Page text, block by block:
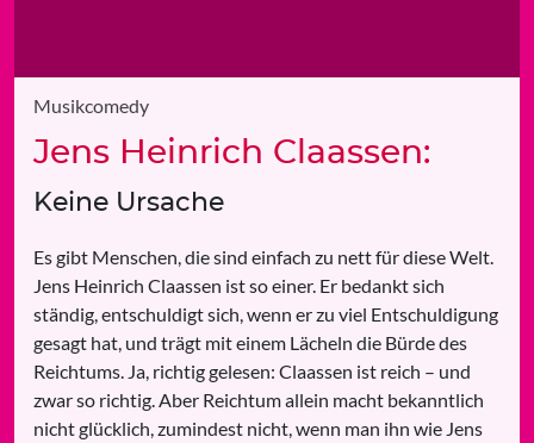
Musikcomedy
Jens Heinrich Claassen:
Keine Ursache
Es gibt Menschen, die sind einfach zu nett für diese Welt.
Jens Heinrich Claassen ist so einer. Er bedankt sich
ständig, entschuldigt sich, wenn er zu viel Entschuldigung
gesagt hat, und trägt mit einem Lächeln die Bürde des
Reichtums. Ja, richtig gelesen: Claassen ist reich – und
zwar so richtig. Aber Reichtum allein macht bekanntlich
nicht glücklich, zumindest nicht, wenn man ihn wie Jens